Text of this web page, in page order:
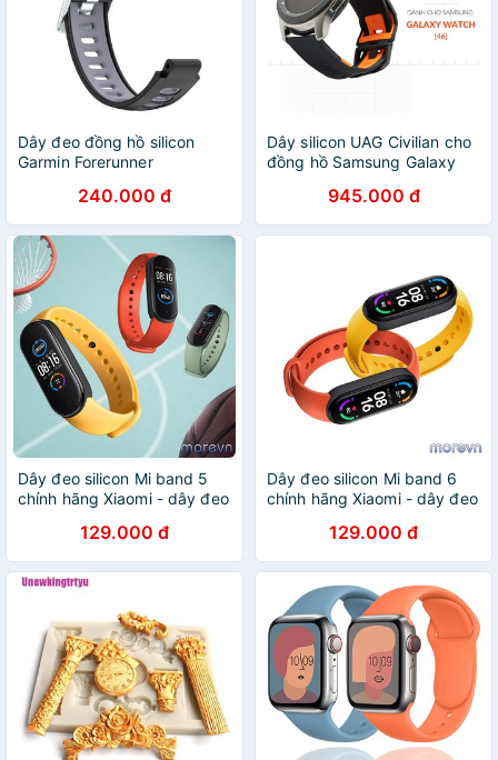
Dây đeo đồng hồ silicon
Garmin Forerunner
240.000 đ
Dây silicon UAG Civilian cho
đồng hồ Samsung Galaxy
945.000 đ
Dây đeo silicon Mi band 5
chính hãng Xiaomi - dây đeo
129.000 đ
Dây đeo silicon Mi band 6
chính hãng Xiaomi - dây đeo
129.000 đ